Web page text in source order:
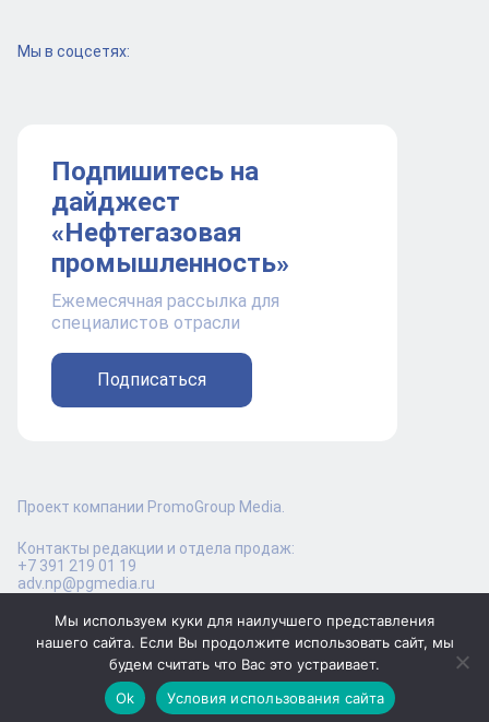
Мы в соцсетях:
Подпишитесь на
дайджест
«Нефтегазовая
промышленность»
Ежемесячная рассылка для
специалистов отрасли
Подписаться
Проект компании PromoGroup Media.
Контакты редакции и отдела продаж:
+7 391 219 01 19
adv.np@pgmedia.ru
© ООО "ПромоГрупп Медиа", 2016-2026 Копирование
материалов запрещено. Возрастное ограничение 16+
Мы используем куки для наилучшего представления
нашего сайта. Если Вы продолжите использовать сайт, мы
будем считать что Вас это устраивает.
Ok
Условия использования сайта